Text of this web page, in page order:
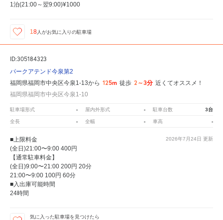
1泊(21:00～翌9:00)¥1000
18 人がお気に入りの駐車場
ID:305184323
パークアテンド今泉第2
福岡県福岡市中央区今泉1-13から 125m 徒歩 2～3分 近くてオススメ！
福岡県福岡市中央区今泉1-10
駐車場形式 - 屋内外形式 - 駐車台数 3台
全長 - 全幅 - 車高 -
2026年7月24日 更新
■上限料金
(全日)21:00〜9:00 400円
【通常駐車料金】
(全日)9:00〜21:00 200円 20分
21:00〜9:00 100円 60分
■入出庫可能時間
24時間
気に入った駐車場を見つけたら